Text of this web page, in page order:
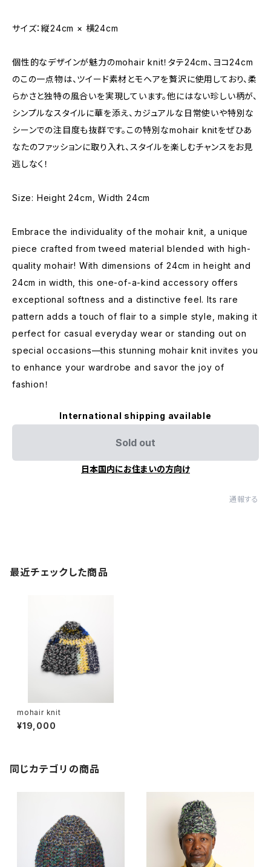
サイズ：縦24cm × 横24cm
個性的なデザインが魅力のmohair knit！タテ24cm、ヨコ24cm
のこの一点物は、ツイード素材とモヘアを贅沢に使用しており、柔
らかさと独特の風合いを実現しています。他にはない珍しい柄が、
シンプルなスタイルに華を添え、カジュアルな日常使いや特別な
シーンでの注目度も抜群です。この特別なmohair knitをぜひあ
なたのファッションに取り入れ、スタイルを楽しむチャンスをお見
逃しなく！
Size: Height 24cm, Width 24cm
Embrace the individuality of the mohair knit, a unique
piece crafted from tweed material blended with high-
quality mohair! With dimensions of 24cm in height and
24cm in width, this one-of-a-kind accessory offers
exceptional softness and a distinctive feel. Its rare
pattern adds a touch of flair to a simple style, making it
perfect for casual everyday wear or standing out on
special occasions—this stunning mohair knit invites you
to enhance your wardrobe and savor the joy of
fashion！
International shipping available
Sold out
日本国内にお住まいの方向け
通報する
最近チェックした商品
mohair knit
¥19,000
同じカテゴリの商品